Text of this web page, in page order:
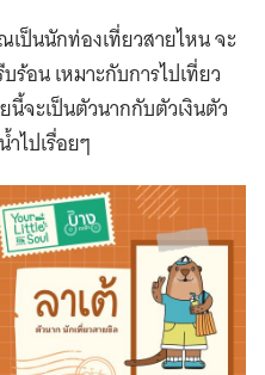
ป็นนักท่องเที่ยวสายไหน จะ
อน เหมาะกับการไปเที่ยว
จะเป็นตัวนากกับตัวเงินตัว
ไปเรื่อยๆ